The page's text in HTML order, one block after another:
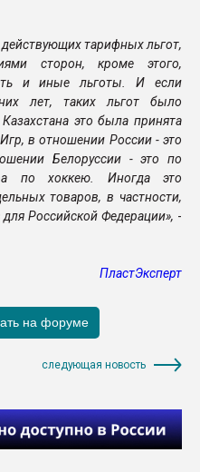
действующих тарифных льгот,
сторон, кроме этого,
и иные льготы. И если
лет, таких льгот было
это была принята
в отношении России - это
Белоруссии - это по
по хоккею. Иногда это
товаров, в частности,
Российской Федерации», -
ПластЭксперт
следующая новость